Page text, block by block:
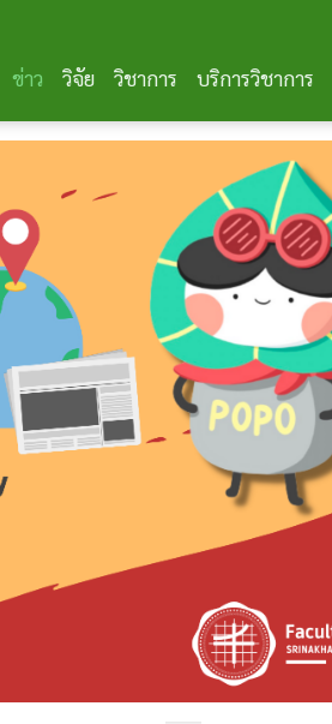
ข่าว วิจัย วิชาการ บริการวิชาการ